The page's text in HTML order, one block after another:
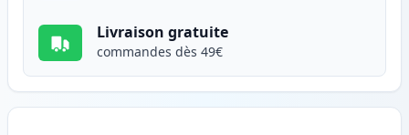
Livraison gratuite
commandes dès 49€